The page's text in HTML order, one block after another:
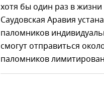
хотя бы один раз в
Саудовская Аравия
паломников
смогут отправиться
паломников